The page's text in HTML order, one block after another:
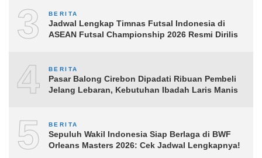
3 BERITA
Jadwal Lengkap Timnas Futsal Indonesia di
ASEAN Futsal Championship 2026 Resmi Dirilis
4 BERITA
Pasar Balong Cirebon Dipadati Ribuan Pembeli
Jelang Lebaran, Kebutuhan Ibadah Laris Manis
5 BERITA
Sepuluh Wakil Indonesia Siap Berlaga di BWF
Orleans Masters 2026: Cek Jadwal Lengkapnya!